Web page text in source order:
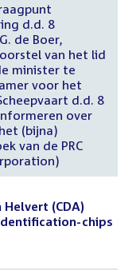
d.d. 8
de Boer,
van het lid
minister te
voor het
d.d. 8
over
(bijna)
van de PRC
(CDA)
chips